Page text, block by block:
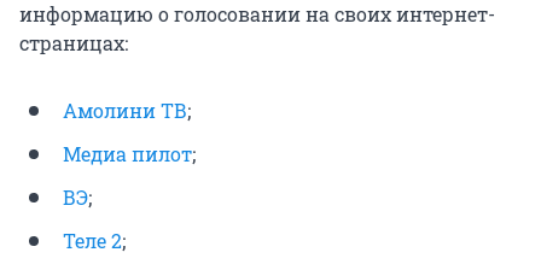
информацию о голосовании на своих интернет-
страницах:
Амолини ТВ;
Медиа пилот;
ВЭ;
Теле 2;